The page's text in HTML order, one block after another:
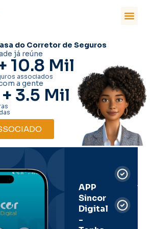
do Corretor de Seguros
já reúne
10.8 Mil
associados
a gente
+ 3.5 Mil
APP
Sincor
Digital
-